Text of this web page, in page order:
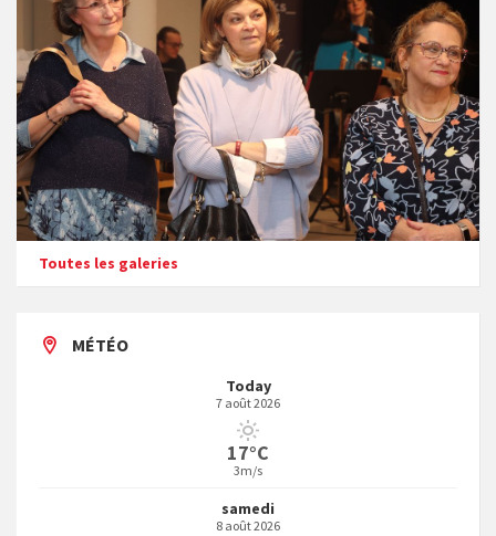
Toutes les galeries
MÉTÉO
Today
7 août 2026
17°C
3m/s
samedi
8 août 2026